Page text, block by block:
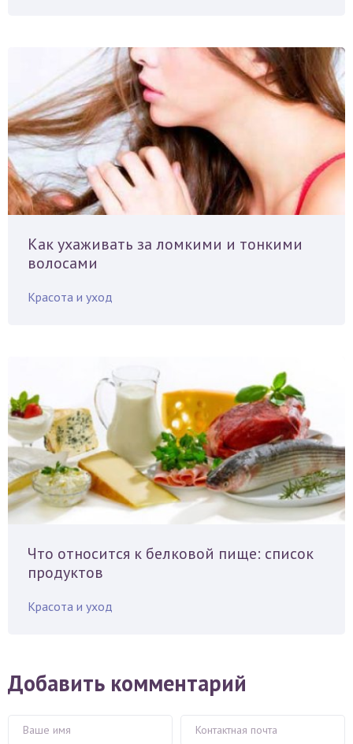
Как ухаживать за ломкими и тонкими
волосами
Красота и уход
Что относится к белковой пище: список
продуктов
Красота и уход
Добавить комментарий